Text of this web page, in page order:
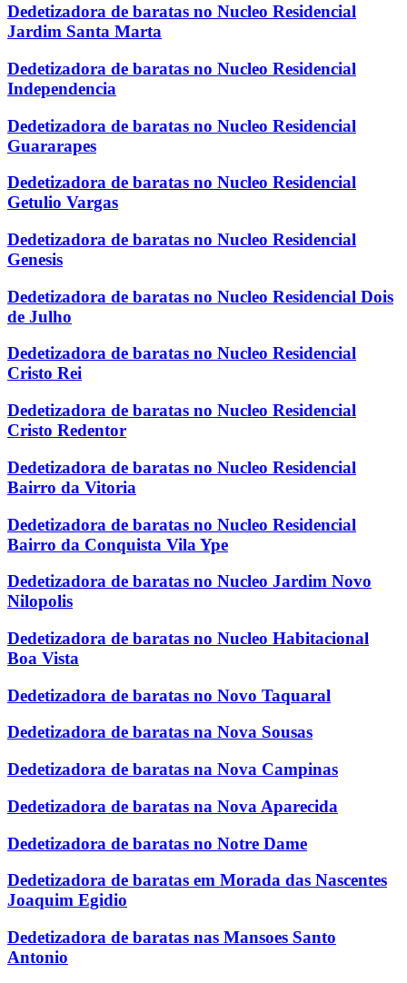
Dedetizadora de baratas no Nucleo Residencial
Jardim Santa Marta
Dedetizadora de baratas no Nucleo Residencial
Independencia
Dedetizadora de baratas no Nucleo Residencial
Guararapes
Dedetizadora de baratas no Nucleo Residencial
Getulio Vargas
Dedetizadora de baratas no Nucleo Residencial
Genesis
Dedetizadora de baratas no Nucleo Residencial Dois
de Julho
Dedetizadora de baratas no Nucleo Residencial
Cristo Rei
Dedetizadora de baratas no Nucleo Residencial
Cristo Redentor
Dedetizadora de baratas no Nucleo Residencial
Bairro da Vitoria
Dedetizadora de baratas no Nucleo Residencial
Bairro da Conquista Vila Ype
Dedetizadora de baratas no Nucleo Jardim Novo
Nilopolis
Dedetizadora de baratas no Nucleo Habitacional
Boa Vista
Dedetizadora de baratas no Novo Taquaral
Dedetizadora de baratas na Nova Sousas
Dedetizadora de baratas na Nova Campinas
Dedetizadora de baratas na Nova Aparecida
Dedetizadora de baratas no Notre Dame
Dedetizadora de baratas em Morada das Nascentes
Joaquim Egidio
Dedetizadora de baratas nas Mansoes Santo
Antonio